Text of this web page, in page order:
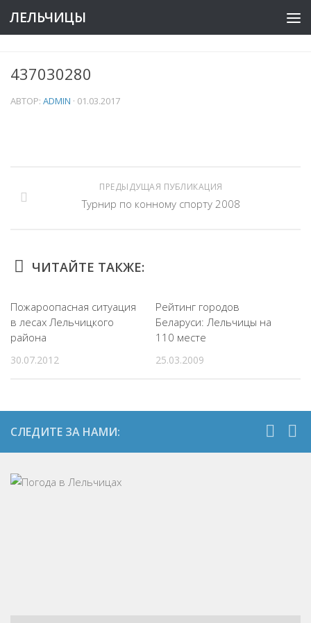
ЛЕЛЬЧИЦЫ
437030280
АВТОР: ADMIN · 01.03.2017
ПРЕДЫДУЩАЯ ПУБЛИКАЦИЯ
Турнир по конному спорту 2008
ЧИТАЙТЕ ТАКЖЕ:
Пожароопасная ситуация
в лесах Лельчицкого
района
30.07.2012
Рейтинг городов
Беларуси: Лельчицы на
110 месте
25.03.2009
СЛЕДИТЕ ЗА НАМИ: